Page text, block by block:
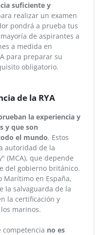
suficiente y
realizar un examen
pondrá a prueba tus
de aspirantes a
a medida en
para preparar su
obligatorio.
de la RYA
la experiencia y
y que son
el mundo. Estos
autoridad de la
(MCA), que depende
del gobierno británico.
Marítimo en España,
la salvaguarda de la
la certificación y
marinos.
competencia no es